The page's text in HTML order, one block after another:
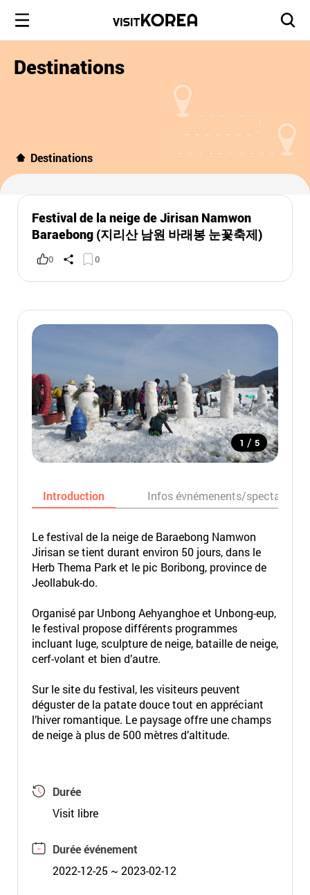
Destinations
Destinations
Festival de la neige de Jirisan Namwon
Baraebong (지리산 남원 바래봉 눈꽃축제)
0 0
1 / 5
Introduction Infos évnémenents/spectacles
Le festival de la neige de Baraebong Namwon
Jirisan se tient durant environ 50 jours, dans le
Herb Thema Park et le pic Boribong, province de
Jeollabuk-do.
Organisé par Unbong Aehyanghoe et Unbong-eup,
le festival propose différents programmes
incluant luge, sculpture de neige, bataille de neige,
cerf-volant et bien d’autre.
Sur le site du festival, les visiteurs peuvent
déguster de la patate douce tout en appréciant
l’hiver romantique. Le paysage offre une champs
de neige à plus de 500 mètres d’altitude.
Durée
Visit libre
Durée événement
2022-12-25 ~ 2023-02-12